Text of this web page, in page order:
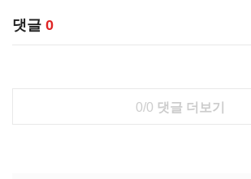
댓글 0
0/0 댓글 더보기